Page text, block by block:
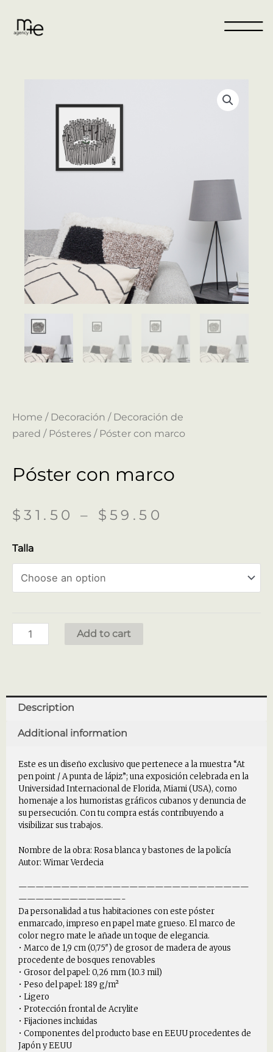
Home / Decoración / Decoración de
pared / Pósteres / Póster con marco
Póster con marco
$31.50 – $ 59.50
Talla
Add to cart
Description
Additional information
Este es un diseño exclusivo que pertenece a la muestra “At
pen point / A punta de lápiz”; una exposición celebrada en la
Universidad Internacional de Florida, Miami (USA), como
homenaje a los humoristas gráficos cubanos y denuncia de
su persecución. Con tu compra estás contribuyendo a
visibilizar sus trabajos.
Nombre de la obra: Rosa blanca y bastones de la policía
Autor: Wimar Verdecia
———————————————————————————
————————————-
Da personalidad a tus habitaciones con este póster
enmarcado, impreso en papel mate grueso. El marco de
color negro mate le añade un toque de elegancia.
• Marco de 1,9 cm (0,75″) de grosor de madera de ayous
procedente de bosques renovables
• Grosor del papel: 0,26 mm (10.3 mil)
• Peso del papel: 189 g/m²
• Ligero
• Protección frontal de Acrylite
• Fijaciones incluidas
• Componentes del producto base en EEUU procedentes de
Japón y EEUU